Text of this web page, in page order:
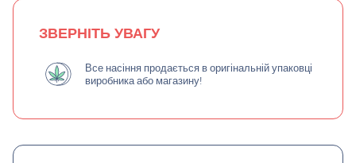
ЗВЕРНІТЬ УВАГУ
Все насіння продається в оригінальній упаковці
виробника або магазину!